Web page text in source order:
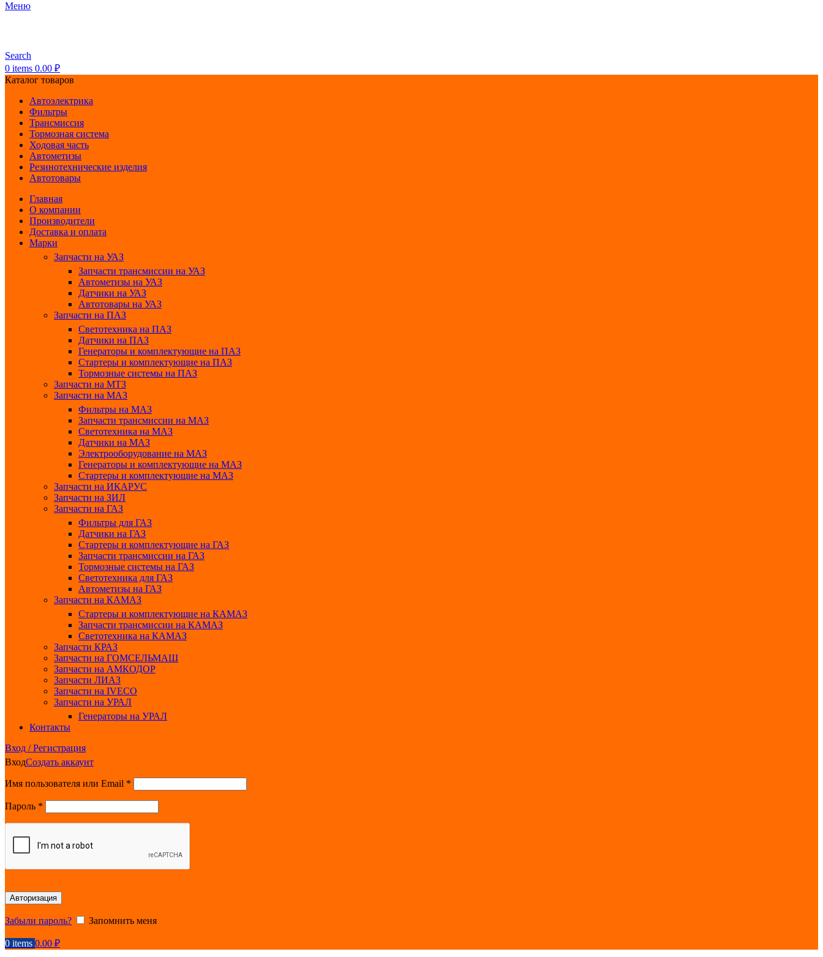
Меню
Search
0 items 0.00 ₽
Каталог товаров
Автоэлектрика
Фильтры
Трансмиссия
Тормозная система
Ходовая часть
Автометизы
Резинотехнические изделия
Автотовары
Главная
О компании
Производители
Доставка и оплата
Марки
Запчасти на УАЗ
Запчасти трансмиссии на УАЗ
Автометизы на УАЗ
Датчики на УАЗ
Автотовары на УАЗ
Запчасти на ПАЗ
Светотехника на ПАЗ
Датчики на ПАЗ
Генераторы и комплектующие на ПАЗ
Стартеры и комплектующие на ПАЗ
Тормозные системы на ПАЗ
Запчасти на МТЗ
Запчасти на МАЗ
Фильтры на МАЗ
Запчасти трансмиссии на МАЗ
Светотехника на МАЗ
Датчики на МАЗ
Электрооборудование на МАЗ
Генераторы и комплектующие на МАЗ
Стартеры и комплектующие на МАЗ
Запчасти на ИКАРУС
Запчасти на ЗИЛ
Запчасти на ГАЗ
Фильтры для ГАЗ
Датчики на ГАЗ
Стартеры и комплектующие на ГАЗ
Запчасти трансмиссии на ГАЗ
Тормозные системы на ГАЗ
Светотехника для ГАЗ
Автометизы на ГАЗ
Запчасти на КАМАЗ
Стартеры и комплектующие на КАМАЗ
Запчасти трансмиссии на КАМАЗ
Светотехника на КАМАЗ
Запчасти КРАЗ
Запчасти на ГОМСЕЛЬМАШ
Запчасти на АМКОДОР
Запчасти ЛИАЗ
Запчасти на IVECO
Запчасти на УРАЛ
Генераторы на УРАЛ
Контакты
Вход / Регистрация
ВходСоздать аккаунт
Имя пользователя или Email *
Пароль *
Авторизация
Забыли пароль? Запомнить меня
0 items 0.00 ₽